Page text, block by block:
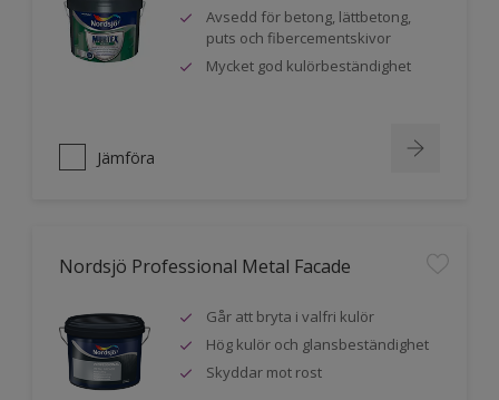
Avsedd för betong, lättbetong,
puts och fibercementskivor
Mycket god kulörbeständighet
Jämföra
Nordsjö Professional Metal Facade
Går att bryta i valfri kulör
Hög kulör och glansbeständighet
Skyddar mot rost